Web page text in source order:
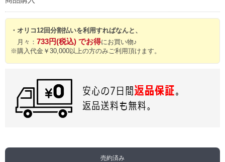
・オリコ12回分割払いを利用すればなんと、
月々： 733円(税込) でお得にお買い物♪
※購入代金￥30,000以上の方のみご利用頂けます。
売約済み